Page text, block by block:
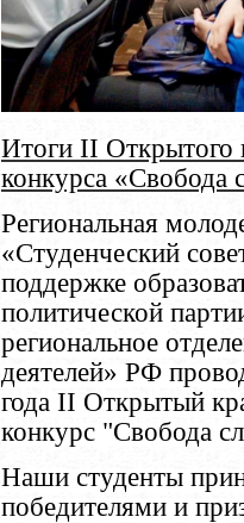
Итоги II Открытого
конкурса «Свобода
Региональная
«Студенческий
поддержке
политической
региональное
деятелей» РФ
года II Открытый
конкурс "Свобода
Наши студенты
победителями и